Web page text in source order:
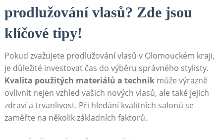
prodlužování vlasů? Zde jsou
klíčové tipy!
Pokud zvažujete prodlužování vlasů v Olomouckém kraji,
je důležité investovat čas do výběru správného stylisty.
Kvalita použitých materiálů a technikmůže výrazně
ovlivnit nejen vzhled vašich nových vlasů, ale také jejich
zdraví a trvanlivost. Při hledání kvalitních salonů se
zaměřte na několik základních faktorů.